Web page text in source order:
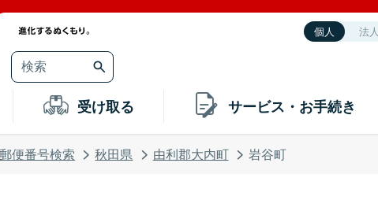
個人 法人
受け取る サービス・お手続き
郵便番号検索 秋田県 由利郡大内町 岩谷町